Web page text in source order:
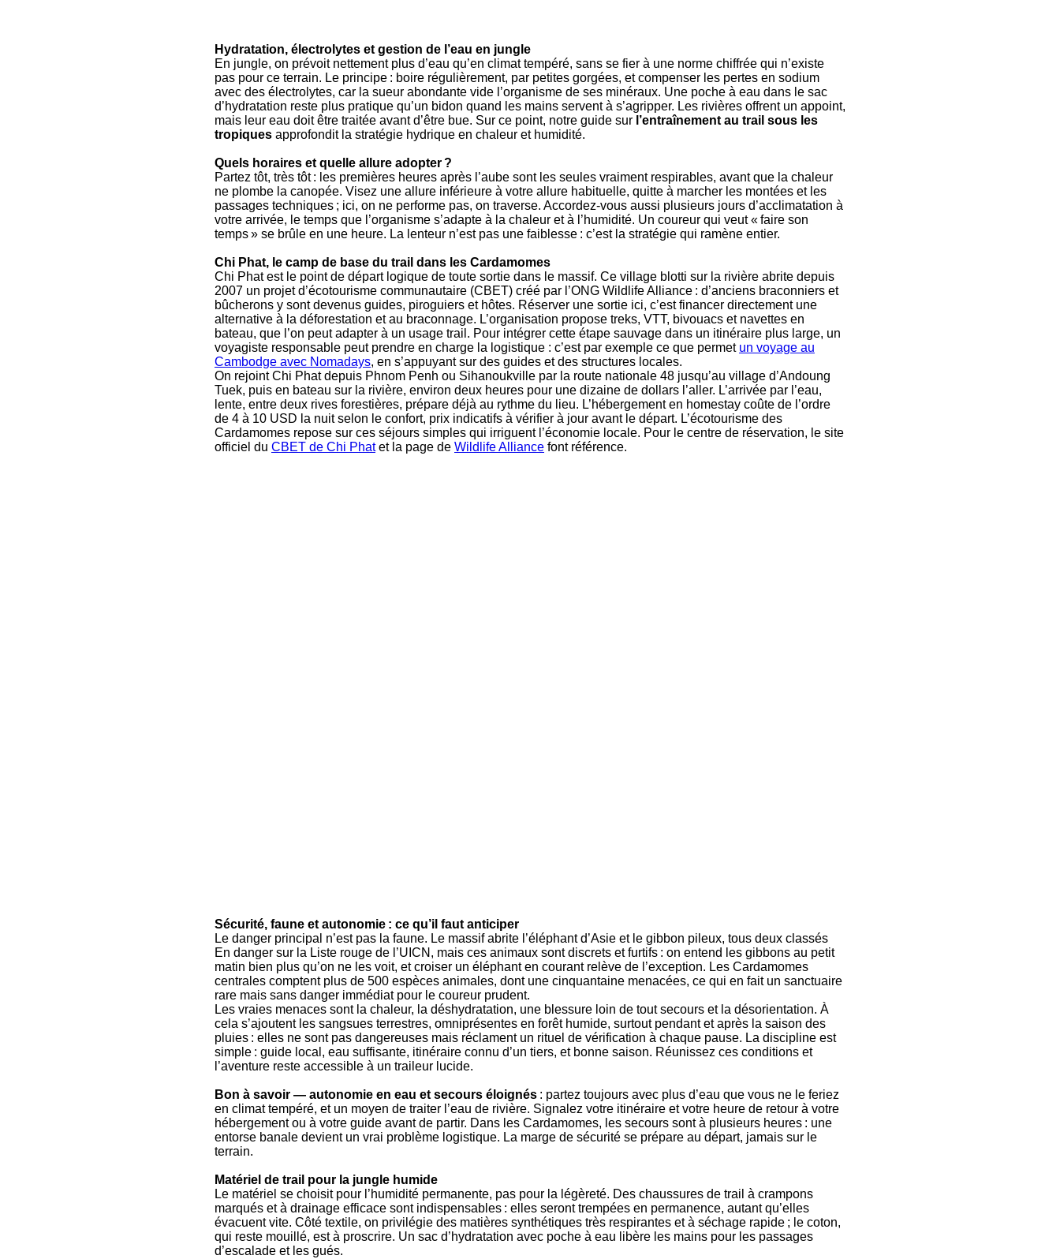
Hydratation, électrolytes et gestion de l’eau en jungle
En jungle, on prévoit nettement plus d’eau qu’en climat tempéré, sans se fier à une norme chiffrée qui n’existe
pas pour ce terrain. Le principe : boire régulièrement, par petites gorgées, et compenser les pertes en sodium
avec des électrolytes, car la sueur abondante vide l’organisme de ses minéraux. Une poche à eau dans le sac
d’hydratation reste plus pratique qu’un bidon quand les mains servent à s’agripper. Les rivières offrent un appoint,
mais leur eau doit être traitée avant d’être bue. Sur ce point, notre guide sur l’entraînement au trail sous les
tropiques approfondit la stratégie hydrique en chaleur et humidité.
Quels horaires et quelle allure adopter ?
Partez tôt, très tôt : les premières heures après l’aube sont les seules vraiment respirables, avant que la chaleur
ne plombe la canopée. Visez une allure inférieure à votre allure habituelle, quitte à marcher les montées et les
passages techniques ; ici, on ne performe pas, on traverse. Accordez-vous aussi plusieurs jours d’acclimatation à
votre arrivée, le temps que l’organisme s’adapte à la chaleur et à l’humidité. Un coureur qui veut « faire son
temps » se brûle en une heure. La lenteur n’est pas une faiblesse : c’est la stratégie qui ramène entier.
Chi Phat, le camp de base du trail dans les Cardamomes
Chi Phat est le point de départ logique de toute sortie dans le massif. Ce village blotti sur la rivière abrite depuis
2007 un projet d’écotourisme communautaire (CBET) créé par l’ONG Wildlife Alliance : d’anciens braconniers et
bûcherons y sont devenus guides, piroguiers et hôtes. Réserver une sortie ici, c’est financer directement une
alternative à la déforestation et au braconnage. L’organisation propose treks, VTT, bivouacs et navettes en
bateau, que l’on peut adapter à un usage trail. Pour intégrer cette étape sauvage dans un itinéraire plus large, un
voyagiste responsable peut prendre en charge la logistique : c’est par exemple ce que permet un voyage au
Cambodge avec Nomadays, en s’appuyant sur des guides et des structures locales.
On rejoint Chi Phat depuis Phnom Penh ou Sihanoukville par la route nationale 48 jusqu’au village d’Andoung
Tuek, puis en bateau sur la rivière, environ deux heures pour une dizaine de dollars l’aller. L’arrivée par l’eau,
lente, entre deux rives forestières, prépare déjà au rythme du lieu. L’hébergement en homestay coûte de l’ordre
de 4 à 10 USD la nuit selon le confort, prix indicatifs à vérifier à jour avant le départ. L’écotourisme des
Cardamomes repose sur ces séjours simples qui irriguent l’économie locale. Pour le centre de réservation, le site
officiel du CBET de Chi Phatet la page de Wildlife Alliance font référence.
Sécurité, faune et autonomie : ce qu’il faut anticiper
Le danger principal n’est pas la faune. Le massif abrite l’éléphant d’Asie et le gibbon pileux, tous deux classés
En danger sur la Liste rouge de l’UICN, mais ces animaux sont discrets et furtifs : on entend les gibbons au petit
matin bien plus qu’on ne les voit, et croiser un éléphant en courant relève de l’exception. Les Cardamomes
centrales comptent plus de 500 espèces animales, dont une cinquantaine menacées, ce qui en fait un sanctuaire
rare mais sans danger immédiat pour le coureur prudent.
Les vraies menaces sont la chaleur, la déshydratation, une blessure loin de tout secours et la désorientation. À
cela s’ajoutent les sangsues terrestres, omniprésentes en forêt humide, surtout pendant et après la saison des
pluies : elles ne sont pas dangereuses mais réclament un rituel de vérification à chaque pause. La discipline est
simple : guide local, eau suffisante, itinéraire connu d’un tiers, et bonne saison. Réunissez ces conditions et
l’aventure reste accessible à un traileur lucide.
Bon à savoir — autonomie en eau et secours éloignés : partez toujours avec plus d’eau que vous ne le feriez
en climat tempéré, et un moyen de traiter l’eau de rivière. Signalez votre itinéraire et votre heure de retour à votre
hébergement ou à votre guide avant de partir. Dans les Cardamomes, les secours sont à plusieurs heures : une
entorse banale devient un vrai problème logistique. La marge de sécurité se prépare au départ, jamais sur le
terrain.
Matériel de trail pour la jungle humide
Le matériel se choisit pour l’humidité permanente, pas pour la légèreté. Des chaussures de trail à crampons
marqués et à drainage efficace sont indispensables : elles seront trempées en permanence, autant qu’elles
évacuent vite. Côté textile, on privilégie des matières synthétiques très respirantes et à séchage rapide ; le coton,
qui reste mouillé, est à proscrire. Un sac d’hydratation avec poche à eau libère les mains pour les passages
d’escalade et les gués.